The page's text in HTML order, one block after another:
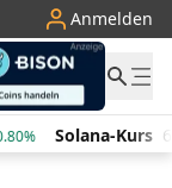
Anmelden
Solana-Kurs